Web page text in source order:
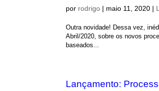
por rodrigo | maio 11, 2020 |
Outra novidade! Dessa vez,
Abril/2020, sobre os novos
baseados...
Lançamento: